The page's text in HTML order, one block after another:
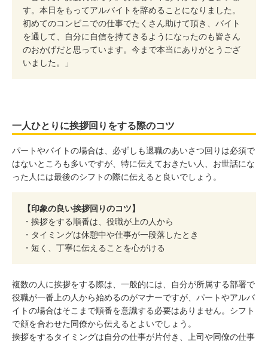
す。本日をもってアルバイトを辞めることになりました。
初めてのコンビニでの仕事でたくさん助けて頂き、バイト
を通して、自分に自信を持てきるようになったのも皆さん
のおかげだと思っています。今まで本当にありがとうござ
いました。」
一人ひとりに挨拶回りをする際のコツ
パートやバイトの場合は、必ずしも退職のあいさつ回りは必須で
はないところも多いですが、特に伝えておきたい人、お世話にな
った人には最後のシフトの際に伝えると良いでしょう。
【印象の良い挨拶回りのコツ】
・挨拶をする順番は、役職が上の人から
・タイミングは休憩中や仕事が一段落したとき
・短く、丁寧に伝えることを心がける
複数の人に挨拶をする際は、一般的には、自分が所属する部署で
役職が一番上の人から始めるのがマナーですが、パートやアルバ
イトの場合はそこまで順番を意識する必要はありません。シフト
で顔を合わせた同僚から伝えるとよいでしょう。
挨拶をするタイミングは自分の仕事が片付き、上司や同僚の仕事